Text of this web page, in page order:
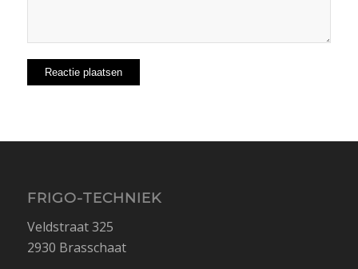
FRIGO-TECHNIEK
Veldstraat 325
2930 Brasschaat